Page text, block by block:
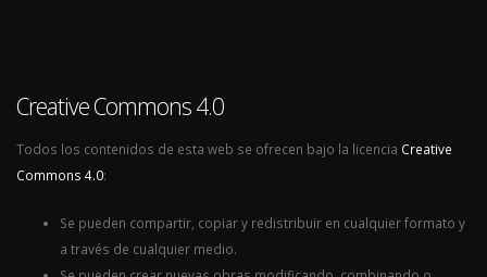
Creative Commons 4.0
Todos los contenidos de esta web se ofrecen bajo la licencia Creative
Commons 4.0:
Se pueden compartir, copiar y redistribuir en cualquier formato y
a través de cualquier medio.